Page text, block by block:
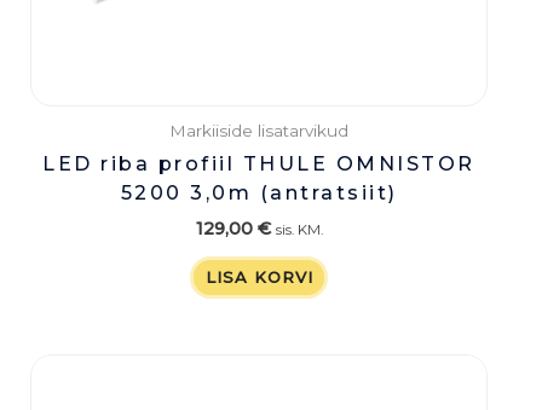
Markiiside lisatarvikud
LED riba profiil THULE OMNISTOR
5200 3,0m (antratsiit)
129,00 € sis. KM.
LISA KORVI